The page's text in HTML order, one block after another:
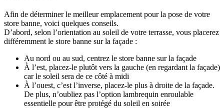
Afin de déterminer le meilleur emplacement pour la pose de votre
store banne, voici quelques conseils.
D’abord, selon l’orientation au soleil de votre terrasse, vous placerez
différemment le store banne sur la façade :
Au nord ou au sud, centrez le store banne sur la façade
À l’est, placez-le plutôt vers la gauche (en regardant la façade)
car le soleil sera de ce côté à midi
À l’ouest, c’est l’inverse, placez-le plus à droite de la façade.
De plus, n’oubliez pas l’option lambrequin enroulable
essentielle pour être protégé du soleil en soirée